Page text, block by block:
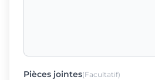
Pièces jointes(Facultatif)